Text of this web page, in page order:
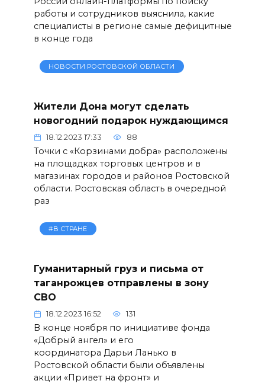
работы и сотрудников выяснила, какие
специалисты в регионе самые дефицитные
в конце года
НОВОСТИ РОСТОВСКОЙ ОБЛАСТИ
Жители Дона могут сделать
новогодний подарок нуждающимся
18.12.2023 17:33 88
Точки с «Корзинами добра» расположены
на площадках торговых центров и в
магазинах городов и районов Ростовской
области. Ростовская область в очередной
раз
#В СТРАНЕ
Гуманитарный груз и письма от
таганрожцев отправлены в зону
СВО
18.12.2023 16:52 131
В конце ноября по инициативе фонда
«Добрый ангел» и его
координатора Дарьи Ланько в
Ростовской области были объявлены
акции «Привет на фронт» и